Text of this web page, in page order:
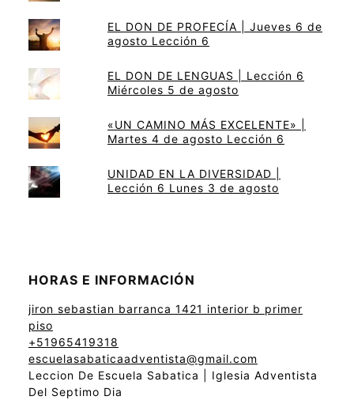
EL DON DE PROFECÍA | Jueves 6 de
agosto Lección 6
EL DON DE LENGUAS | Lección 6
Miércoles 5 de agosto
«UN CAMINO MÁS EXCELENTE» |
Martes 4 de agosto Lección 6
UNIDAD EN LA DIVERSIDAD |
Lección 6 Lunes 3 de agosto
HORAS E INFORMACIÓN
jiron sebastian barranca 1421 interior b primer
piso
+51965419318
escuelasabaticaadventista@gmail.com
Leccion De Escuela Sabatica | Iglesia Adventista
Del Septimo Dia